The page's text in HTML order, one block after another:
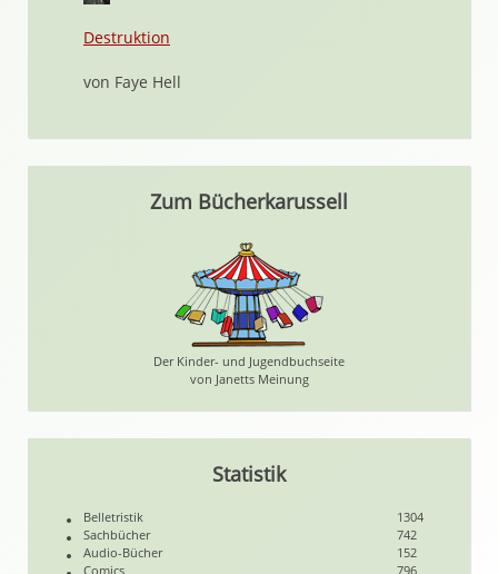
Destruktion
von Faye Hell
Zum Bücherkarussell
Der Kinder- und Jugendbuchseite
von Janetts Meinung
Statistik
Belletristik
1304
Sachbücher
742
Audio-Bücher
152
Comics
796